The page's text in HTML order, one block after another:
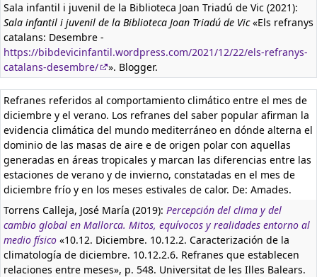
Sala infantil i juvenil de la Biblioteca Joan Triadú de Vic (2021):
Sala infantil i juvenil de la Biblioteca Joan Triadú de Vic«Els refranys
catalans: Desembre -
https://bibdevicinfantil.wordpress.com/2021/12/22/els-refranys-
catalans-desembre/
». Blogger.
Refranes referidos al comportamiento climático entre el mes de
diciembre y el verano. Los refranes del saber popular afirman la
evidencia climática del mundo mediterráneo en dónde alterna el
dominio de las masas de aire e de origen polar con aquellas
generadas en áreas tropicales y marcan las diferencias entre las
estaciones de verano y de invierno, constatadas en el mes de
diciembre frío y en los meses estivales de calor. De: Amades.
Torrens Calleja, José María (2019): Percepción del clima y del
cambio global en Mallorca. Mitos, equívocos y realidades entorno al
medio físico «10.12. Diciembre. 10.12.2. Caracterización de la
climatología de diciembre. 10.12.2.6. Refranes que establecen
relaciones entre meses», p. 548. Universitat de les Illes Balears.